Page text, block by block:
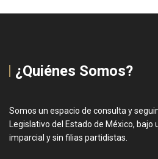
¿Quiénes Somos?
Somos un espacio de consulta y
Legislativo del Estado de México, bajo
imparcial y sin filias partidistas.